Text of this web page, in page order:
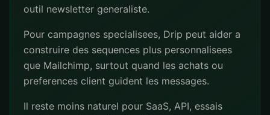
outil newsletter generaliste.
Pour campagnes specialisees, Drip peut aider a
construire des sequences plus personnalisees
que Mailchimp, surtout quand les achats ou
preferences client guident les messages.
Il reste moins naturel pour SaaS, API, essais